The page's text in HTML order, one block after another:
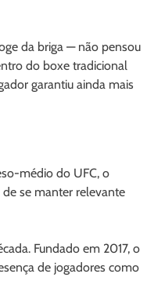
da briga — não pensou
do boxe tradicional
garantiu ainda mais
médio do UFC, o
se manter relevante
Fundado em 2017, o
de jogadores como